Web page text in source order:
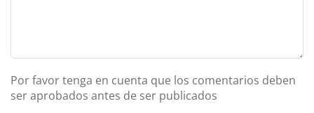
Por favor tenga en cuenta que los comentarios deben
ser aprobados antes de ser publicados